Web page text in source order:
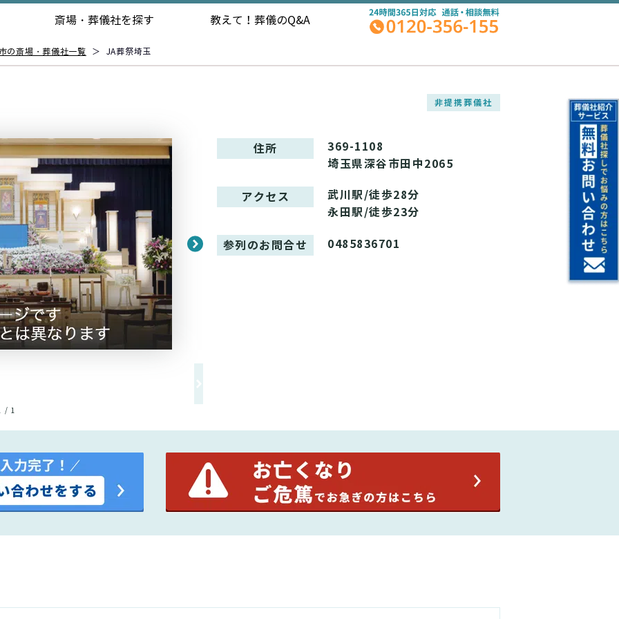
斎場・葬儀社を探す 教えて！ 葬儀のQ&A
の斎場・葬儀社一覧 ＞ JA葬祭埼玉
非提携葬儀社
/ 1
住所
369-1108
埼玉県深谷市田中2065
アクセス
武川駅/徒歩28分
永田駅/徒歩23分
参列のお問合せ 0485836701